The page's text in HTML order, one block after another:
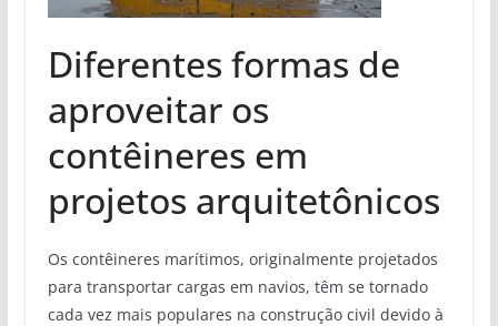
Diferentes formas de
aproveitar os
contêineres em
projetos arquitetônicos
Os contêineres marítimos, originalmente projetados
para transportar cargas em navios, têm se tornado
cada vez mais populares na construção civil devido à